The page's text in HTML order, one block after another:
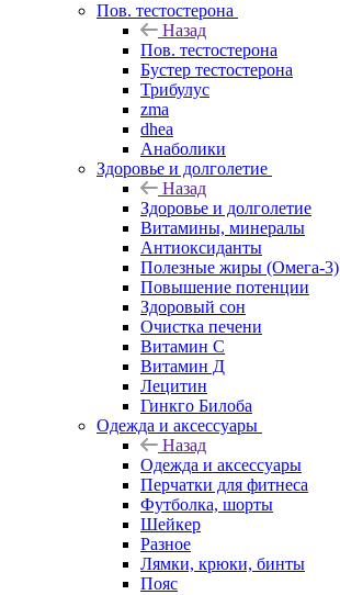
Пов. тестостерона
Назад
Пов. тестостерона
Бустер тестостерона
Трибулус
zma
dhea
Анаболики
Здоровье и долголетие
Назад
Здоровье и долголетие
Витамины, минералы
Антиоксиданты
Полезные жиры (Омега-3)
Повышение потенции
Здоровый сон
Очистка печени
Витамин С
Витамин Д
Лецитин
Гинкго Билоба
Одежда и аксессуары
Назад
Одежда и аксессуары
Перчатки для фитнеса
Футболка, шорты
Шейкер
Разное
Лямки, крюки, бинты
Пояс